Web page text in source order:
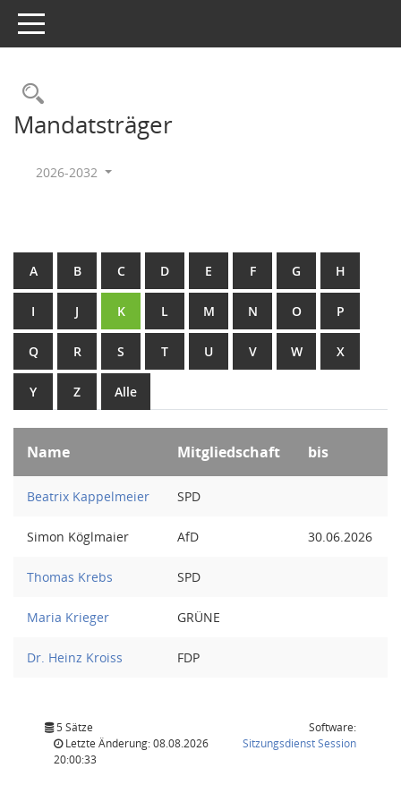
Toggle navigation
Rechercheauswahl
Mandatsträger
2026-2032
A B C D E F G H
I J K L M N O P
Q R S T U V W X
Y Z Alle
Name Mitgliedschaft bis
Beatrix Kappelmeier SPD
Simon Köglmaier AfD 30.06.2026
Thomas Krebs SPD
Maria Krieger GRÜNE
Dr. Heinz Kroiss FDP
5 Sätze
Letzte Änderung: 08.08.2026
20:00:33
Software:
SitzungsdienstSession(Wird in